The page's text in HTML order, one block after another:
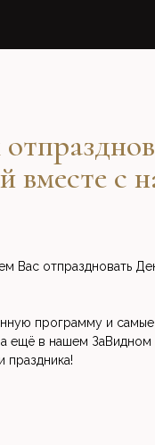
вместе с
Вас отпраздновать
программу и
ещё в нашем ЗаВидном
праздника!